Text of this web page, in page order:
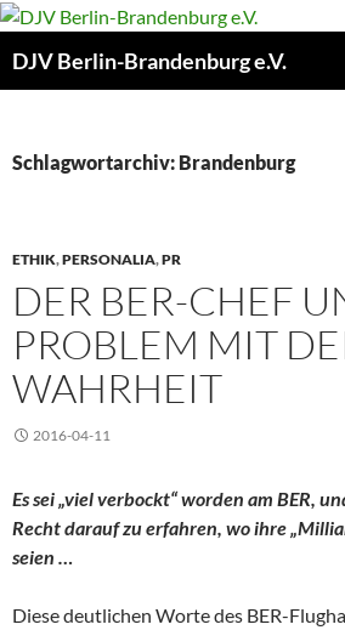
Zum
springen
DJV Berlin-Brandenburg e.V.
Schlagwortarchiv: Brandenburg
ETHIK,PERSONALIA,PR
DER BER-CHEF
PROBLEM MIT
WAHRHEIT
2016-04-11
Es sei „viel verbockt“ worden am BER,
Recht darauf zu erfahren, wo ihre
seien …
Diese deutlichen Worte des BER-